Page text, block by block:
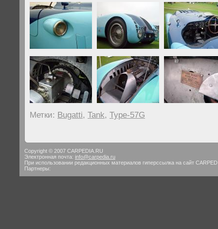
Метки: Bugatti, Tank, Type-57G
Copyright © 2007 CARPEDIA.RU
Электронная почта: info@carpedia.ru
При использовании редакционных материалов гиперссылка на сайт
Партнеры: